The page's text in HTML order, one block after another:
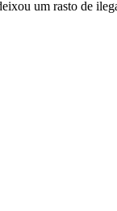
um rasto de